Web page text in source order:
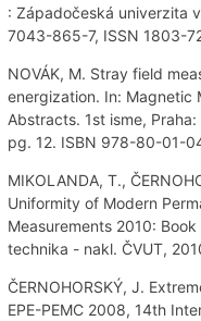
: Západočeská univerzita
7043-865-7, ISSN 1803-
NOVÁK, M. Stray field
energization. In: Magnetic
Abstracts. 1st isme,
pg. 12. ISBN 978-80-01-
MIKOLANDA, T.,
Uniformity of Modern
Measurements 2010:
technika - nakl. ČVUT,
ČERNOHORSKÝ, J.
EPE-PEMC 2008, 14th